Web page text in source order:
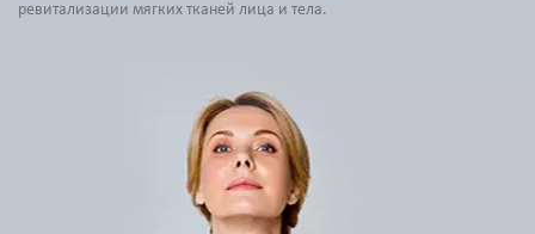
ревитализации мягких тканей лица и тела.